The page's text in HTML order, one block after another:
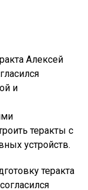
Алексей
и
теракты с
устройств.
теракта